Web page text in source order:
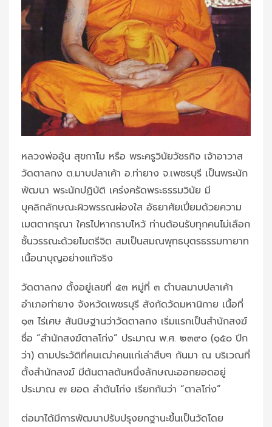
หลวงพ่ออุ้น สุขกาโม หรือ พระครูวินัยวัชรกิจ เจ้าอาวาส
วัดตาลกง ต.มาบปลาเค้า อ.ท่ายาง จ.เพชรบุรี เป็นพระนัก
พัฒนา พระนักปฏิบัติ เคร่งครัดพระธรรมวินัย มี
บุคลิกลักษณะผิวพรรณผ่องใส อัธยาศัยเปี่ยมด้วยความ
เมตตากรุณา ใครไปหากราบไหว้ ท่านต้อนรับทุกคนไม่เลือก
ชั้นวรรณะด้วยไมตรีจิต สมเป็นสมณพุทธบุตรธรรมทายาท
เนื้อนาบุญอย่างแท้จริง
วัดตาลกง ตั้งอยู่เลขที่ ๕๓ หมู่ที่ ๓ ตำบลมาบปลาเค้า
อำเภอท่ายาง จังหวัดเพชรบุรี สังกัดวัดมหานิกาย เนื้อที่
๑๓ ไร่เศษ สันนิษฐานว่าวัดตาลกง เริ่มแรกเป็นสำนักสงฆ์
ชื่อ “สำนักสงฆ์ตาลโก่ง” ประมาณ พ.ศ. ๒๓๙๐ (๑๕๐ ปีก
ว่า) ตามประวัติที่คนเฒ่าคนแก่เล่าสืบๆ กันมา ณ บริเวณที่
ตั้งสำนักสงฆ์ มีต้นตาลต้นหนึ่งลักษณะออกยอดอยู่
ประมาณ ๗ ยอด ลำต้นโก่ง เรียกกันว่า “ตาลโก่ง”
ต่อมาได้มีการพัฒนาปรับปรุงยกฐานะขึ้นเป็นวัดโดย